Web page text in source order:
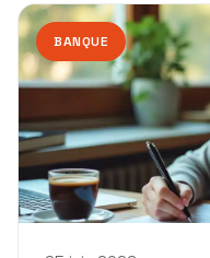
BANQUE